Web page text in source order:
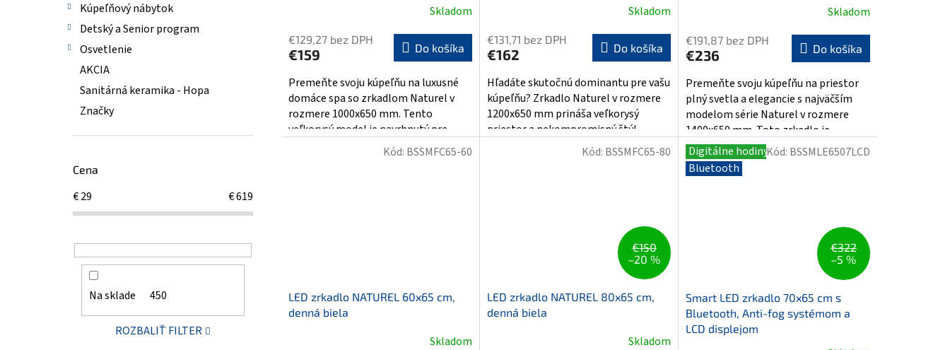
Kúpeľňový nábytok
Detský a Senior program
Osvetlenie
AKCIA
Sanitárná keramika - Hopa
Značky
Cena
€29 €619
Na sklade 450
ROZBALIŤ FILTER
produktu
je
5,0
z
hviezdičiek.
Skladom
€129,27 bez DPH
€159 Do košíka
Premeňte svoju kúpeľňu na luxusné
domáce spa so zrkadlom Naturel v
rozmere 1000x650 mm. Tento
veľkorysý model je navrhnutý pre...
produktu
je
4,6
z
5
hviezdičiek.
Skladom
€131,71 bez DPH
€162 Do košíka
Hľadáte skutočnú dominantu pre vašu
kúpeľňu? Zrkadlo Naturel v rozmere
1200x650 mm prináša veľkorysý
priestor a nekompromisný štýl.
produktu
je
5,0
z
5
hviezdičiek.
Skladom
€191,87 bez DPH
€236 Do košíka
Premeňte svoju kúpeľňu na priestor
plný svetla a elegancie s najväčším
modelom série Naturel v rozmere
1400x650 mm. Toto zrkadlo je...
LED zrkadlo NATUREL 60x65 cm,
denná biela
Skladom
Kód: BSSMFC65-60
€150
–20 %
LED zrkadlo NATUREL 80x65 cm,
denná biela
Skladom
Kód: BSSMFC65-80
Digitálne hodiny
Bluetooth
€322
–5 %
Smart LED zrkadlo 70x65 cm s
Bluetooth, Anti-fog systémom a
LCD displejom
Kód: BSSMLE6507LCD